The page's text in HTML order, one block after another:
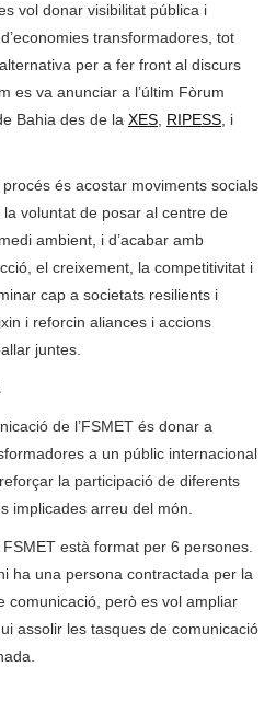
vol donar visibilitat pública i
transformadores, tot
per a fer front al discurs
es va anunciar a l’últim Fòrum
Bahia des de la XES RIPESS , i
és acostar moviments socials
voluntat de posar al centre de
ambient, i d’acabar amb
el creixement, la competitivitat i
cap a societats resilients i
i reforcin aliances i accions
juntes.
de l’FSMET és donar a
a un públic internacional
la participació de diferents
implicades arreu del món.
està format per 6 persones.
ha una persona contractada per la
comunicació, però es vol ampliar
assolir les tasques de comunicació